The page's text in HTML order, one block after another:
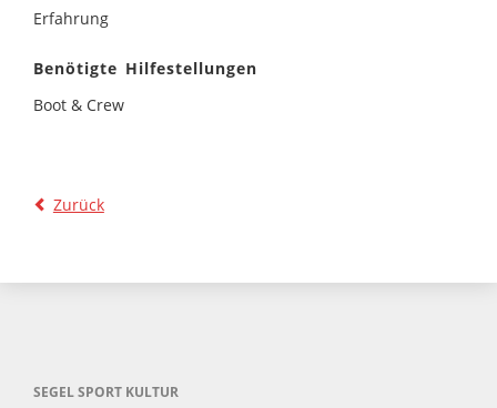
Erfahrung
Benötigte Hilfestellungen
Boot & Crew
Zurück
SEGEL SPORT KULTUR